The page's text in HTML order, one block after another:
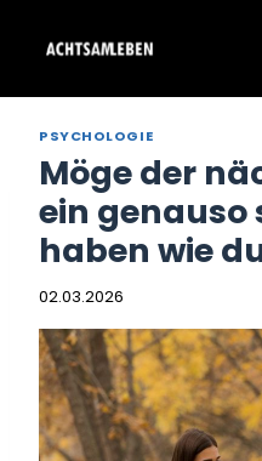
Inhalt
PSYCHOLOGIE
Möge der
ein genauso
haben wie
02.03.2026